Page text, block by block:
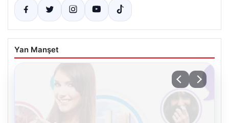
Yan Manşet